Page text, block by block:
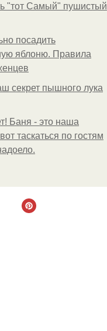
"тот Самый" пушистый
посадить
яблоню. Правила
секрет пышного лука
Баня - это наша
таскаться по гостям